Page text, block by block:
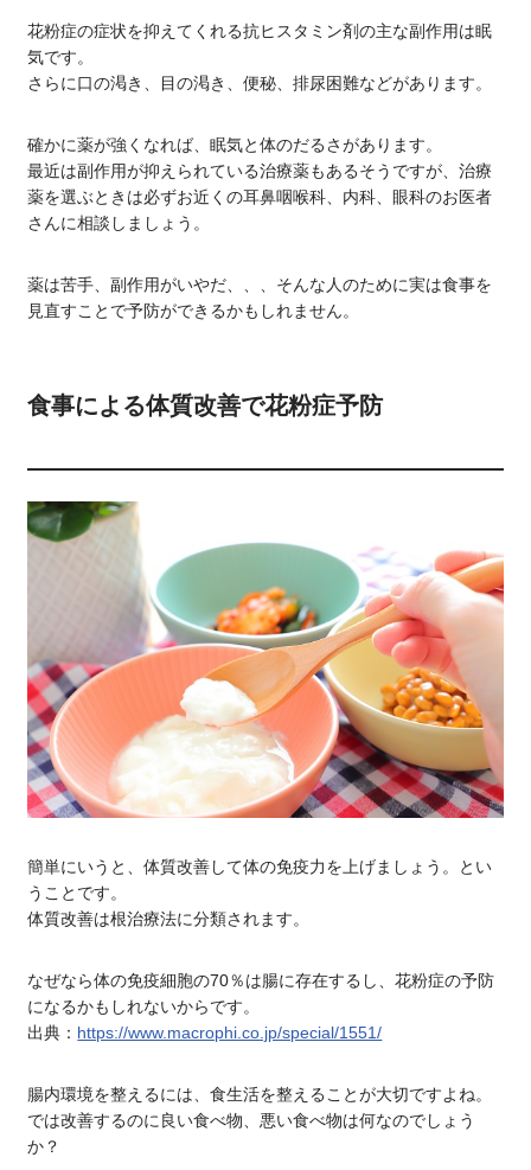
花粉症の症状を抑えてくれる抗ヒスタミン剤の主な副作用は眠
気です。
さらに口の渇き、目の渇き、便秘、排尿困難などがあります。
確かに薬が強くなれば、眠気と体のだるさがあります。
最近は副作用が抑えられている治療薬もあるそうですが、治療
薬を選ぶときは必ずお近くの耳鼻咽喉科、内科、眼科のお医者
さんに相談しましょう。
薬は苦手、副作用がいやだ、、、そんな人のために実は食事を
見直すことで予防ができるかもしれません。
食事による体質改善で花粉症予防
簡単にいうと、体質改善して体の免疫力を上げましょう。とい
うことです。
体質改善は根治療法に分類されます。
なぜなら体の免疫細胞の70％は腸に存在するし、花粉症の予防
になるかもしれないからです。
出典： https://www.macrophi.co.jp/special/1551/
腸内環境を整えるには、食生活を整えることが大切ですよね。
では改善するのに良い食べ物、悪い食べ物は何なのでしょう
か？